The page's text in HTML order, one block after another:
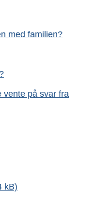
med familien?
vente på svar fra
kB)